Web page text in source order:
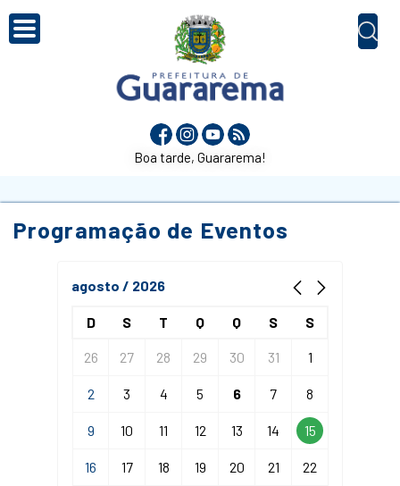
Boa tarde, Guararema!
Programação de Eventos
agosto / 2026
D S T Q Q S S
26 27 28 29 30 31 1
2 3 4 5 6 7 8
9 10 11 12 13 14 15
16 17 18 19 20 21 22